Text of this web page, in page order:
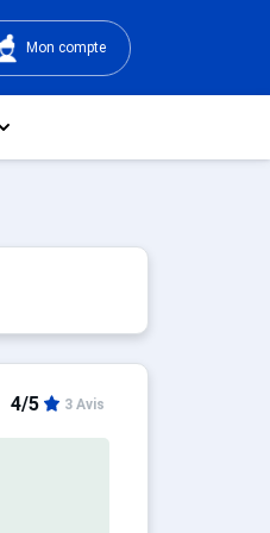
Mon compte
4/5 3 Avis